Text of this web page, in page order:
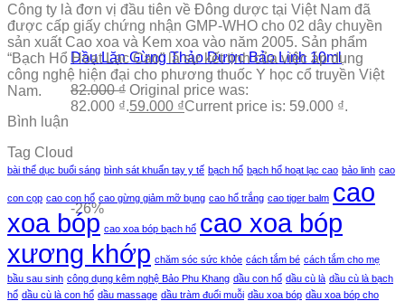
Dầu Lăn Gừng Thảo Dược Bảo Linh 10ml
82.000₫ Original price was:
82.000 ₫.59.000 ₫Current price is: 59.000 ₫.
-26%
Công ty là đơn vị đầu tiên về Đông dược tại Việt Nam đã
được cấp giấy chứng nhận GMP-WHO cho 02 dây chuyền
sản xuất Cao xoa và Kem xoa vào năm 2005. Sản phẩm
“Bạch Hổ Hoạt Lạc Cao” là sự kết tinh của việc áp dụng
công nghệ hiện đại cho phương thuốc Y học cổ truyền Việt
Nam.
Bình luận
Tag Cloud
bài thể dục buổi sáng bình sát khuẩn tay y tế bạch hổ bạch hổ hoạt lạc cao bảo linh cao
con cọp cao con hổ cao gừng giảm mỡ bụng cao hổ trắng cao tiger balm cao
xoa bóp cao xoa bóp bạch hổ cao xoa bóp
xương khớp chăm sóc sức khỏe cách tắm bé cách tắm cho mẹ
bầu sau sinh công dụng kêm nghệ Bảo Phu Khang dầu con hổ dầu cù là dầu cù là bạch
hổ dầu cù là con hổ dầu massage dầu tràm đuổi muỗi dầu xoa bóp dầu xoa bóp cho